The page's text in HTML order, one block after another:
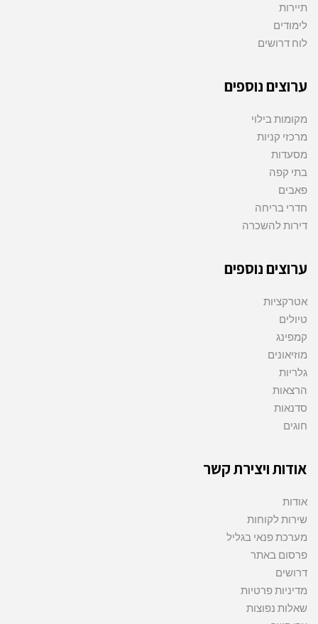
תיירות
לימודים
לוח דרושים
ערוצים נוספים
מקומות בילוי
מרכזי קניות
מסעדות
בתי קפה
פאבים
חדרי בריחה
דירות להשכרה
ערוצים נוספים
אטרקציות
טיולים
קמפינג
מוזיאונים
גלריות
הרצאות
סדנאות
חוגים
אודות ויצירת קשר
אודות
שירות לקוחות
מערכת פנאי בגליל
פרסום באתר
דרושים
מדיניות פרטיות
שאלות נפוצות